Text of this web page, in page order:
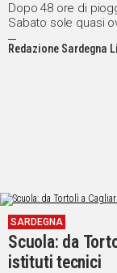
Dopo 48 ore di
Sabato sole quasi
l’incertezza
Redazione Sardegna
SARDEGNA
Scuola: da
istituti tecnici